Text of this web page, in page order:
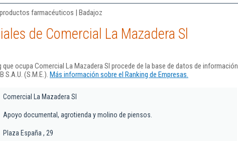
farmacéuticos | Badajoz
de Comercial La Mazadera Sl
ocupa Comercial La Mazadera Sl procede de la base de datos de información
S.A.U. (S.M.E.). Más información sobre el Ranking de Empresas.
Comercial La Mazadera Sl
Apoyo documental, agrotienda y molino de piensos.
Plaza España , 29